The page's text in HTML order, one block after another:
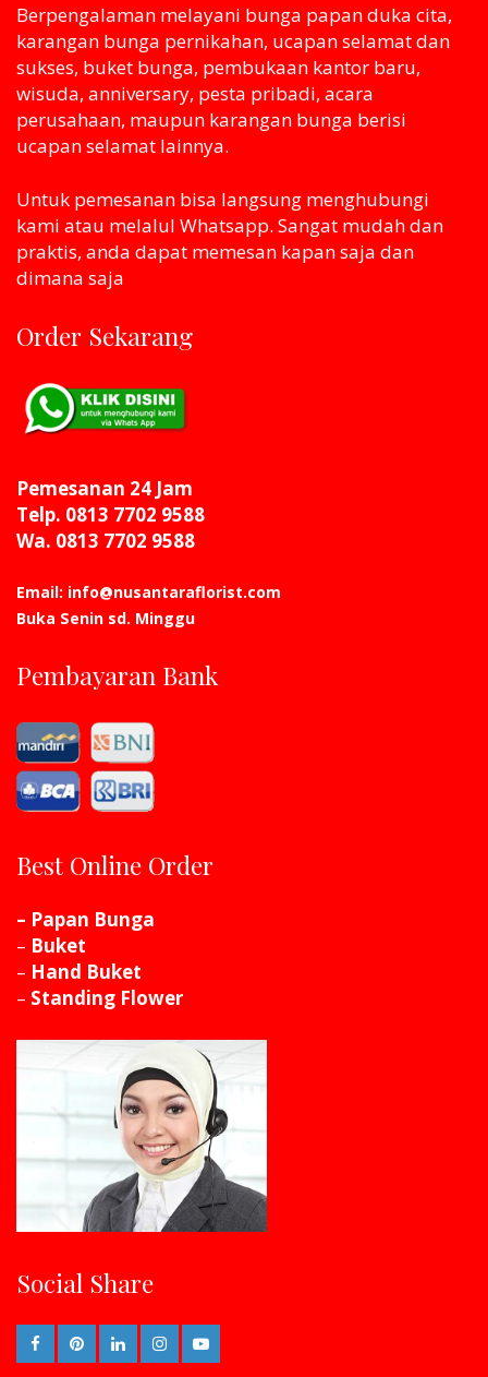
Berpengalaman melayani bunga papan duka cita,
karangan bunga pernikahan, ucapan selamat dan
sukses, buket bunga, pembukaan kantor baru,
wisuda, anniversary, pesta pribadi, acara
perusahaan, maupun karangan bunga berisi
ucapan selamat lainnya.
Untuk pemesanan bisa langsung menghubungi
kami atau melaluI Whatsapp. Sangat mudah dan
praktis, anda dapat memesan kapan saja dan
dimana saja
Order Sekarang
Pemesanan 24 Jam
Telp. 0813 7702 9588
Wa. 0813 7702 9588
Email: info@nusantaraflorist.com
Buka Senin sd. Minggu
Pembayaran Bank
Best Online Order
– Papan Bunga
– Buket
– Hand Buket
– Standing Flower
Social Share